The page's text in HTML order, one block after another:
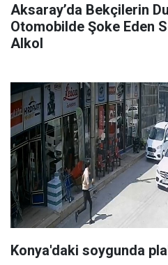
Aksaray’da Bekçilerin
Otomobilde Şoke Eden
Alkol
Konya'daki soygunda